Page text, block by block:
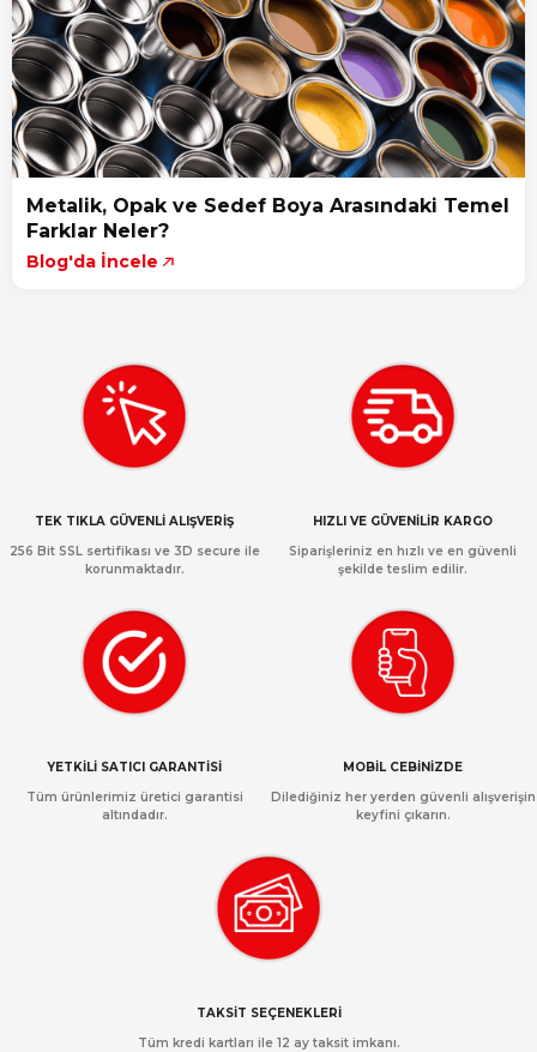
Metalik, Opak ve Sedef Boya Arasındaki Temel
Farklar Neler?
Blog'da İncele
TEK TIKLA GÜVENLİ ALIŞVERİŞ
256 Bit SSL sertifikası ve 3D secure ile
korunmaktadır.
HIZLI VE GÜVENİLİR KARGO
Siparişleriniz en hızlı ve en güvenli
şekilde teslim edilir.
YETKİLİ SATICI GARANTİSİ
Tüm ürünlerimiz üretici garantisi
altındadır.
MOBİL CEBİNİZDE
Dilediğiniz her yerden güvenli alışverişin
keyfini çıkarın.
TAKSİT SEÇENEKLERİ
Tüm kredi kartları ile 12 ay taksit imkanı.